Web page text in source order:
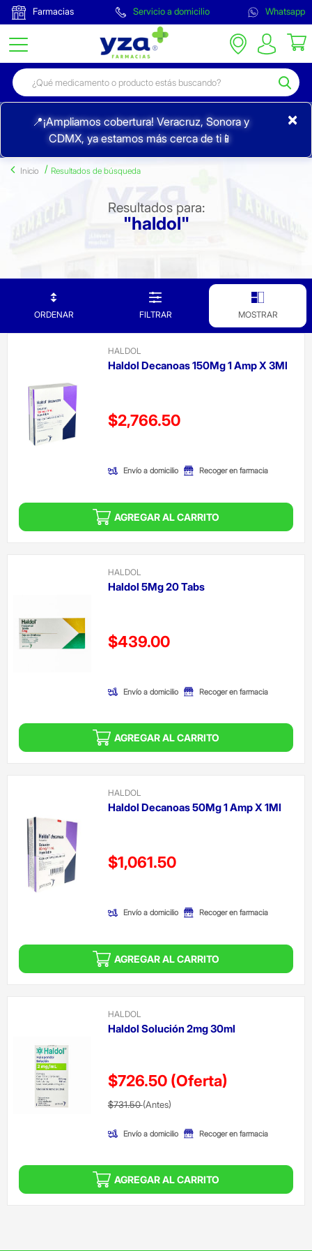
Farmacias Servicio a domicilio Whatsapp
📍¡Ampliamos cobertura! Veracruz, Sonora y
CDMX, ya estamos más cerca de ti📱
×
Inicio Resultados de búsqueda
Resultados para:
"haldol"
ORDENAR FILTRAR MOSTRAR
HALDOL
Haldol Decanoas 150Mg 1 Amp X 3Ml
Precio reducido de
$2,766.50
Envío a domicilio Recoger en farmacia
AGREGAR AL CARRITO
HALDOL
Haldol 5Mg 20 Tabs
Precio reducido de
$439.00
Envío a domicilio Recoger en farmacia
AGREGAR AL CARRITO
HALDOL
Haldol Decanoas 50Mg 1 Amp X 1Ml
Precio reducido de
$1,061.50
Envío a domicilio Recoger en farmacia
AGREGAR AL CARRITO
HALDOL
Haldol Solución 2mg 30ml
$726.50 (Oferta)
Precio reducido de
$731.50(Antes)(Oferta)
Envío a domicilio Recoger en farmacia
AGREGAR AL CARRITO